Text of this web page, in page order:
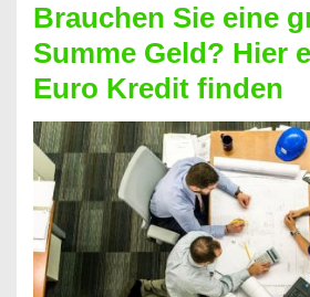
Geht
das
überhaupt?
Na
klar!
Brauchen Sie eine
Summe Geld? Hier
Euro Kredit finden